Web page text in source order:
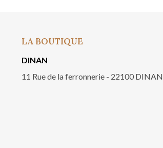
LA BOUTIQUE
DINAN
11 Rue de la ferronnerie - 22100 DINAN